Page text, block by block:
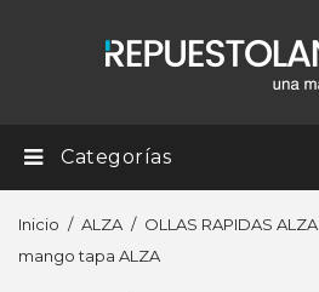
Categorías
Inicio ALZA OLLAS RAPIDAS ALZA
mango tapa ALZA